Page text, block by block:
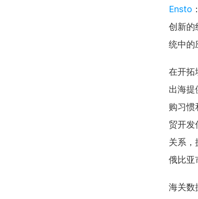
Ensto
创新的
统中的
在开拓
出海提
购习惯
贸开发
关系，
俄比亚
海关数